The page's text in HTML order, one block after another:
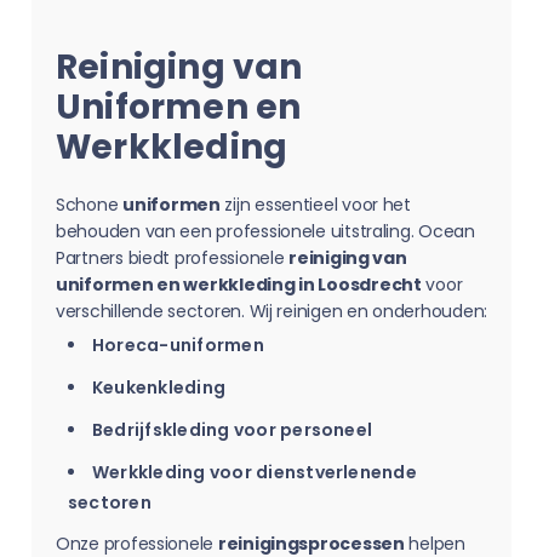
Reiniging van
Uniformen en
Werkkleding
Schone uniformen zijn essentieel voor het
behouden van een professionele uitstraling. Ocean
Partners biedt professionele reiniging van
uniformen en werkkleding in Loosdrecht voor
verschillende sectoren. Wij reinigen en onderhouden:
Horeca-uniformen
Keukenkleding
Bedrijfskleding voor personeel
Werkkleding voor dienstverlenende
sectoren
Onze professionele reinigingsprocessen helpen